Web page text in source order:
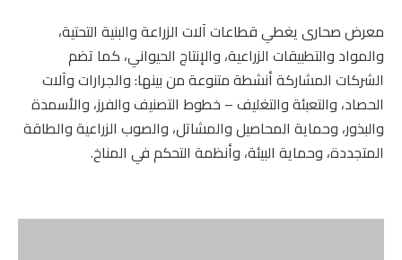
معرض صحارى يغطي قطاعات آلات الزراعة والبنية التحتية،
والمواد والتطبيقات الزراعية، والإنتاج الحيواني، كما تضم
الشركات المشاركة أنشطة متنوعة من بينها: والجرارات وآلات
الحصاد، والتعبئة والتغليف – خطوط التصنيف والفرز، والأسمدة
والبذور، وحماية المحاصيل والمشاتل، والصوب الزراعية والطاقة
المتجددة، وحماية البيئة، وأنظمة التحكم في المناخ.